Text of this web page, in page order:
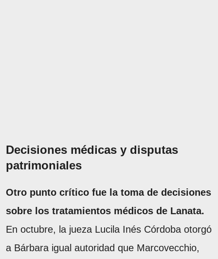
Decisiones médicas y disputas
patrimoniales
Otro punto crítico fue la toma de decisiones
sobre los tratamientos médicos de Lanata.
En octubre, la jueza Lucila Inés Córdoba otorgó
a Bárbara igual autoridad que Marcovecchio,